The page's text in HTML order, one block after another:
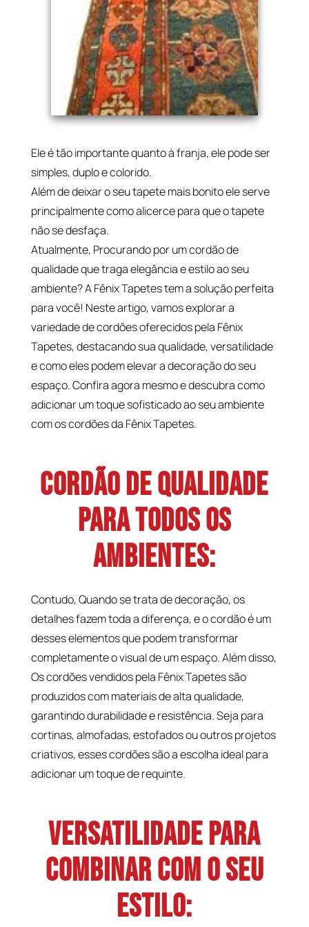
Ele é tão importante quanto à franja, ele pode ser
simples, duplo e colorido.
Além de deixar o seu tapete mais bonito ele serve
principalmente como alicerce para que o tapete
não se desfaça.
Atualmente, Procurando por um cordão de
qualidade que traga elegância e estilo ao seu
ambiente? A Fênix Tapetes tem a solução perfeita
para você! Neste artigo, vamos explorar a
variedade de cordões oferecidos pela Fênix
Tapetes, destacando sua qualidade, versatilidade
e como eles podem elevar a decoração do seu
espaço. Confira agora mesmo e descubra como
adicionar um toque sofisticado ao seu ambiente
com os cordões da Fênix Tapetes.
Cordão de Qualidade
para Todos os
Ambientes:
Contudo, Quando se trata de decoração, os
detalhes fazem toda a diferença, e o cordão é um
desses elementos que podem transformar
completamente o visual de um espaço. Além disso,
Os cordões vendidos pela Fênix Tapetes são
produzidos com materiais de alta qualidade,
garantindo durabilidade e resistência. Seja para
cortinas, almofadas, estofados ou outros projetos
criativos, esses cordões são a escolha ideal para
adicionar um toque de requinte.
Versatilidade para
Combinar com o Seu
Estilo: